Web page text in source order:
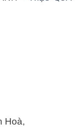
Hoà,